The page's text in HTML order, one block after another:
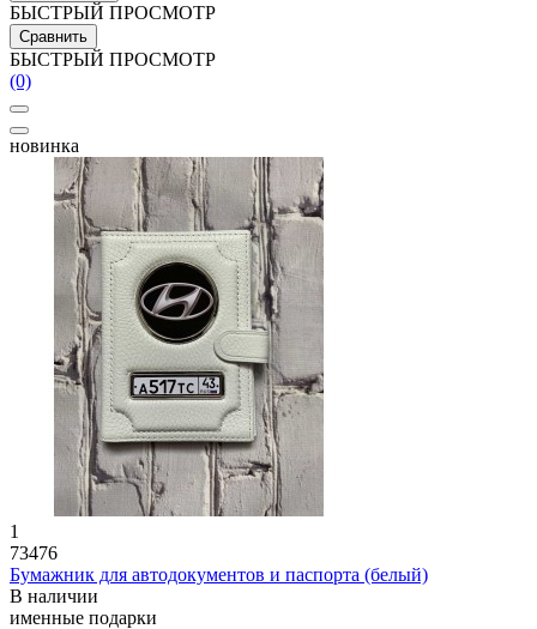
БЫСТРЫЙ ПРОСМОТР
Сравнить
БЫСТРЫЙ ПРОСМОТР
(0)
новинка
1
73476
Бумажник для автодокументов и паспорта (белый)
В наличии
именные подарки